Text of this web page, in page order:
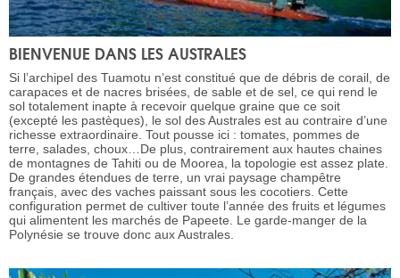
BIENVENUE DANS LES AUSTRALES
Si l’archipel des Tuamotu n’est constitué que de débris de corail, de
carapaces et de nacres brisées, de sable et de sel, ce qui rend le
sol totalement inapte à recevoir quelque graine que ce soit
(excepté les pastèques), le sol des Australes est au contraire d’une
richesse extraordinaire. Tout pousse ici : tomates, pommes de
terre, salades, choux…De plus, contrairement aux hautes chaines
de montagnes de Tahiti ou de Moorea, la topologie est assez plate.
De grandes étendues de terre, un vrai paysage champêtre
français, avec des vaches paissant sous les cocotiers. Cette
configuration permet de cultiver toute l’année des fruits et légumes
qui alimentent les marchés de Papeete. Le garde-manger de la
Polynésie se trouve donc aux Australes.